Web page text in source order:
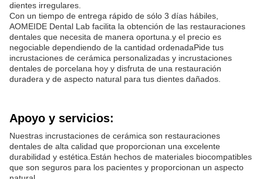
dientes irregulares.
Con un tiempo de entrega rápido de sólo 3 días hábiles,
AOMEIDE Dental Lab facilita la obtención de las restauraciones
dentales que necesita de manera oportuna.y el precio es
negociable dependiendo de la cantidad ordenadaPide tus
incrustaciones de cerámica personalizadas y incrustaciones
dentales de porcelana hoy y disfruta de una restauración
duradera y de aspecto natural para tus dientes dañados.
Apoyo y servicios:
Nuestras incrustaciones de cerámica son restauraciones
dentales de alta calidad que proporcionan una excelente
durabilidad y estética.Están hechos de materiales biocompatibles
que son seguros para los pacientes y proporcionan un aspecto